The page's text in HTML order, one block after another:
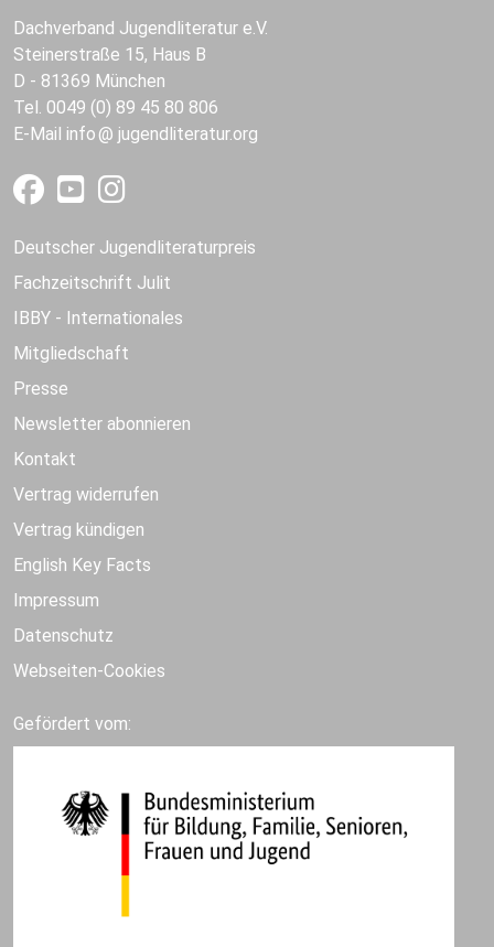
Dachverband Jugendliteratur e.V.
Steinerstraße 15, Haus B
D - 81369 München
Tel. 0049 (0) 89 45 80 806
E-Mail info jugendliteratur.org
Deutscher Jugendliteraturpreis
Fachzeitschrift Julit
IBBY - Internationales
Mitgliedschaft
Presse
Newsletter abonnieren
Kontakt
Vertrag widerrufen
Vertrag kündigen
English Key Facts
Impressum
Datenschutz
Webseiten-Cookies
Gefördert vom: